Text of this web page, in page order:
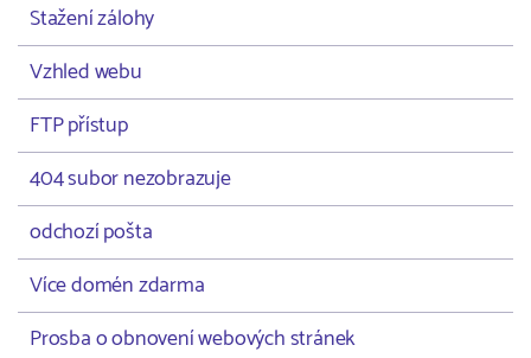
Stažení zálohy
Vzhled webu
FTP přístup
404 subor nezobrazuje
odchozí pošta
Více domén zdarma
Prosba o obnovení webových stránek